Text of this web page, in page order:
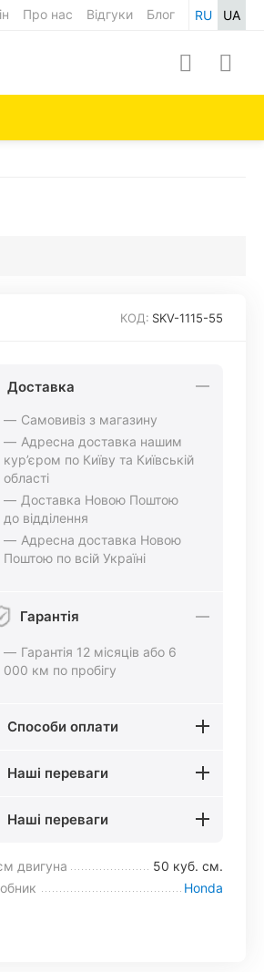
RU UA
Про нас Відгуки
Блог
КОД: SKV-1115-55
Доставка
Самовивіз з магазину
Адресна доставка нашим
кур’єром по Київу та Київській
області
Доставка Новою Поштою
до відділення
Адресна доставка Новою
Поштою по всій Україні
Гарантія
Гарантія 12 місяців або 6
000 км по пробігу
Способи оплати
Наші переваги
Наші переваги
двигуна
50 куб. см.
Honda